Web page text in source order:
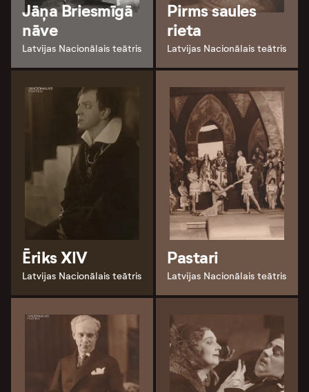
Jāņa Briesmīgā
nāve
Latvijas Nacionālais teātris
Pirms saules
rieta
Latvijas Nacionālais teātris
Ēriks XIV
Latvijas Nacionālais teātris
Pastari
Latvijas Nacionālais teātris